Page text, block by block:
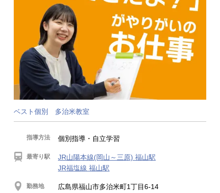
ベスト個別 多治米教室
指導方法 個別指導・自立学習
最寄り駅
JR山陽本線(岡山～三原) 福山駅
JR福塩線 福山駅
勤務地 広島県福山市多治米町1丁目6-14